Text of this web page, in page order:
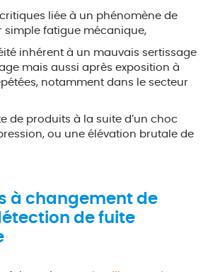
liée à un phénomène de
simple fatigue mécanique,
inhérent à un mauvais sertissage
mais aussi après exposition à
notamment dans le secteur
de produits à la suite d’un choc
ou une élévation brutale de
à changement de
de fuite